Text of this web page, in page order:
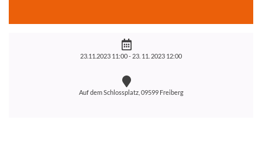
23.11.2023 11:00 - 23. 11. 2023 12:00
Auf dem Schlossplatz, 09599 Freiberg